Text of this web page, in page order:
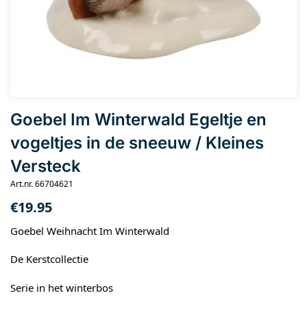
Goebel Im Winterwald Egeltje en
vogeltjes in de sneeuw / Kleines
Versteck
Art.nr. 66704621
€19.95
Goebel Weihnacht Im Winterwald
De Kerstcollectie
Serie in het winterbos